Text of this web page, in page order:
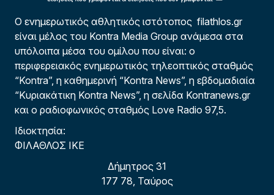
Ο ενημερωτικός αθλητικός ιστότοπος filathlos.gr
είναι μέλος του Kontra Media Group ανάμεσα στα
υπόλοιπα μέσα του ομίλου που είναι: ο
περιφερειακός ενημερωτικός τηλεοπτικός σταθμός
“Kontra”, η καθημερινή “Kontra News”, η εβδομαδιαία
“Κυριακάτικη Kontra News”, η σελίδα Kontranews.gr
και ο ραδιοφωνικός σταθμός Love Radio 97,5.
Ιδιοκτησία:
ΦΙΛΑΘΛΟΣ ΙΚΕ
Δήμητρος 31
177 78, Ταύρος